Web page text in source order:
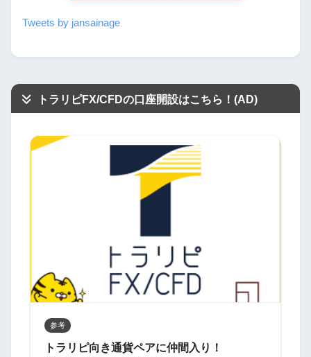
Tweets by jansainage
トラリピFX/CFDの口座開設はこちら！(AD)
参考
トラリピ向き通貨ペアに仲間入り！